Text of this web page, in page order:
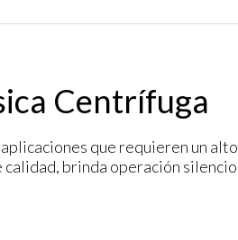
Centrífuga
que requieren un
brinda operación